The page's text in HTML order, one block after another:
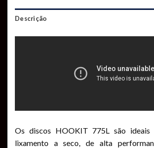
Descrição
Os discos HOOKIT 775L são
lixamento a seco, de alta